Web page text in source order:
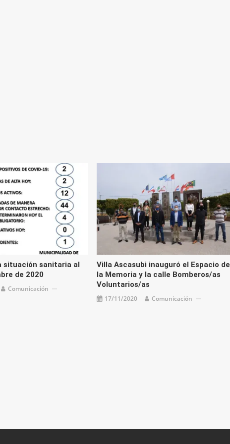
situación sanitaria al
de 2020
Comunicación
Villa Ascasubi inauguró el Espacio de
la Memoria y la calle Bomberos/as
Voluntarios/as
17/11/2020 Comunicación